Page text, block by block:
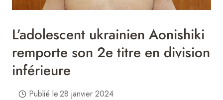
L’adolescent ukrainien Aonishiki
remporte son 2e titre en division
inférieure
Publié le28 janvier 2024